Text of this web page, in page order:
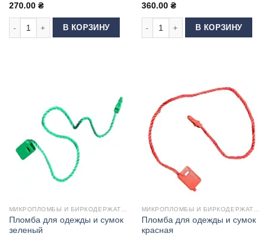
270.00 ₴
Количество товара Пломба для одежды и сумок горчица
В КОРЗИНУ
360.00 ₴
Количество товара Пломба для
В КОРЗИНУ
МИКРОПЛОМБЫ И БИРКОДЕРЖАТЕЛИ
Пломба для одежды и сумок
зеленый
МИКРОПЛОМБЫ И БИРКОДЕРЖАТЕЛИ
Пломба для одежды и сумок
красная